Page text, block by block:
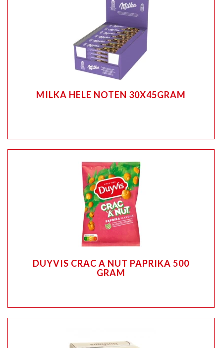
MILKA HELE NOTEN 30X45GRAM
DUYVIS CRAC A NUT PAPRIKA 500
GRAM